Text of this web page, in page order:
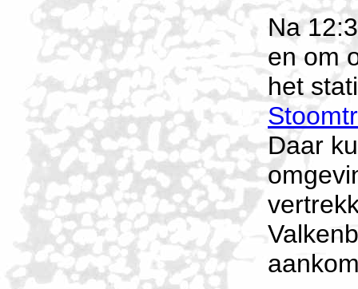
Na
en om
het
Daar